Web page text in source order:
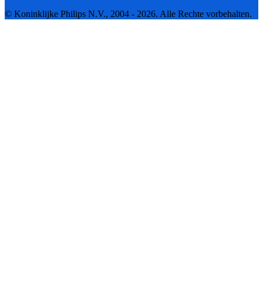
© Koninklijke Philips N.V., 2004 - 2026. Alle Rechte vorbehalten.